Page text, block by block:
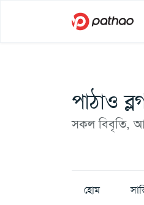
পাঠাও
সকল বিবৃতি,
হোম